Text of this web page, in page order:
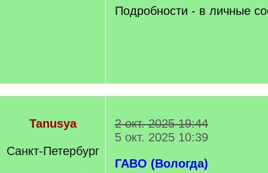
Подробности - в личные
Tanusya
Санкт-Петербург
2 окт. 2025 19:44
5 окт. 2025 10:39
ГАВО (Вологда)